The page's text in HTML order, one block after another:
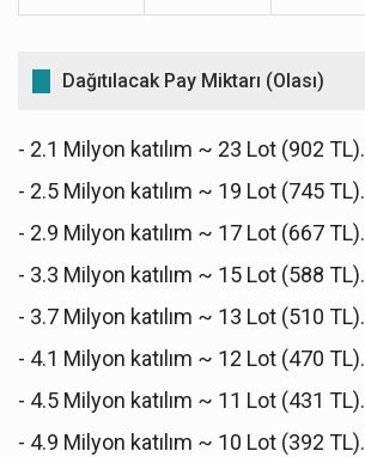
Dağıtılacak Pay Miktarı (Olası)
- 2.1 Milyon katılım ~ 23 Lot (902 TL).
- 2.5 Milyon katılım ~ 19 Lot (745 TL).
- 2.9 Milyon katılım ~ 17 Lot (667 TL).
- 3.3 Milyon katılım ~ 15 Lot (588 TL).
- 3.7 Milyon katılım ~ 13 Lot (510 TL).
- 4.1 Milyon katılım ~ 12 Lot (470 TL).
- 4.5 Milyon katılım ~ 11 Lot (431 TL).
- 4.9 Milyon katılım ~ 10 Lot (392 TL).